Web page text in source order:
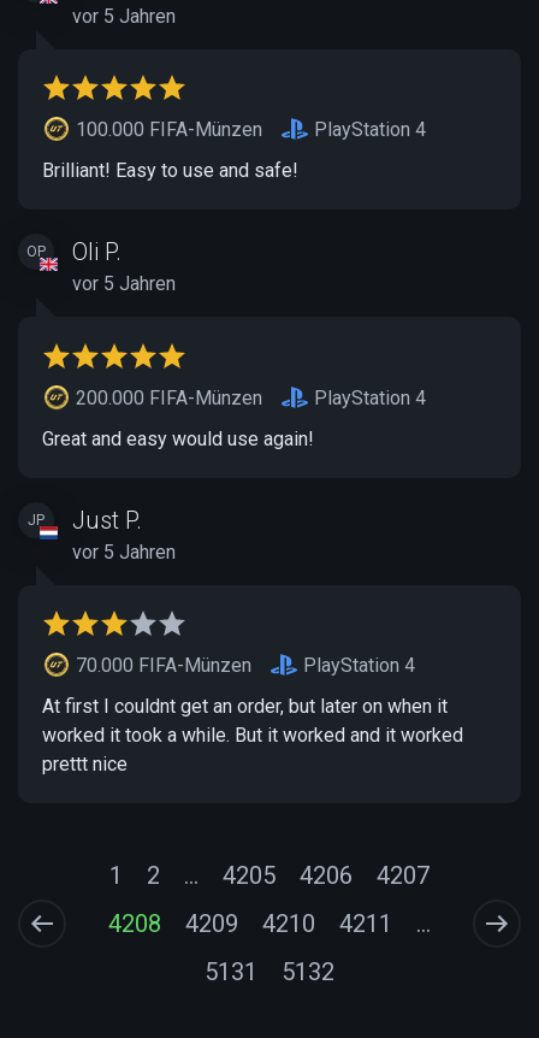
vor 5 Jahren
100.000 FIFA-Münzen
PlayStation 4
Brilliant! Easy to use and safe!
OP Oli P.
vor 5 Jahren
200.000 FIFA-Münzen
PlayStation 4
Great and easy would use again!
JP Just P.
vor 5 Jahren
70.000 FIFA-Münzen
PlayStation 4
At first I couldnt get an order, but later on when it
worked it took a while. But it worked and it worked
prettt nice
1 2 ... 4205 4206
4207
4208
4209 4210 4211
...
5131
5132